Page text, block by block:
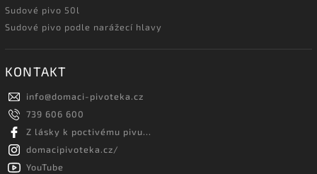
Sudové pivo 50l
Sudové pivo podle narážecí hlavy
KONTAKT
info@domaci-pivoteka.cz
739 606 600
Z lásky k poctivému pivu...
domacipivoteka.cz/
YouTube